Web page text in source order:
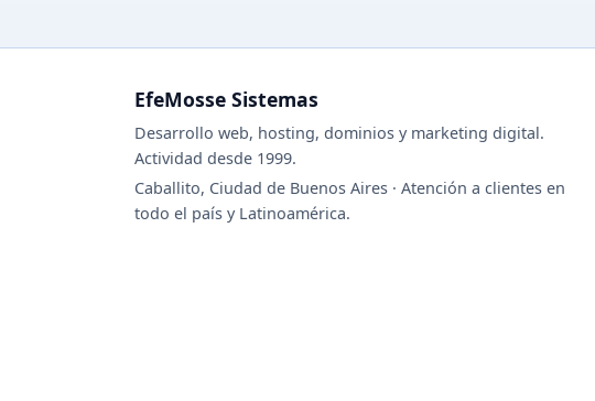
EfeMosse Sistemas
Desarrollo web, hosting, dominios y marketing digital.
Actividad desde 1999.
Caballito, Ciudad de Buenos Aires · Atención a clientes en
todo el país y Latinoamérica.